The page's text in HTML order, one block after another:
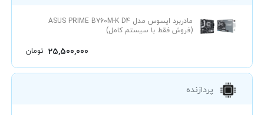
25,500,000 تومان
مادربرد ایسوس مدل ASUS PRIME B760M-K D4
(فروش فقط با سیستم کامل)
پردازنده